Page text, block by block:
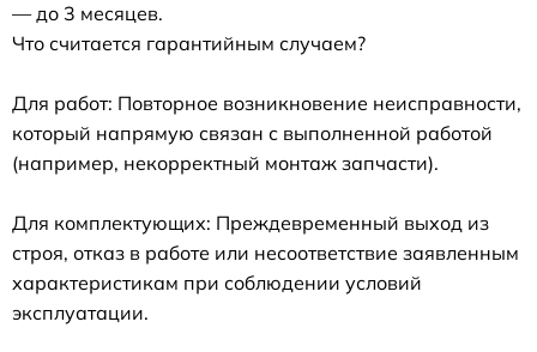
— до 3 месяцев.
Что считается гарантийным случаем?
Для работ: Повторное возникновение неисправности,
который напрямую связан с выполненной работой
(например, некорректный монтаж запчасти).
Для комплектующих: Преждевременный выход из
строя, отказ в работе или несоответствие заявленным
характеристикам при соблюдении условий
эксплуатации.